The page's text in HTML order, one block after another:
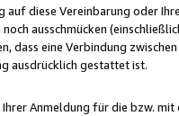
diese Vereinbarung oder
ausschmücken
dass eine Verbindung
ausdrücklich gestattet ist.
Anmeldung für die bzw.